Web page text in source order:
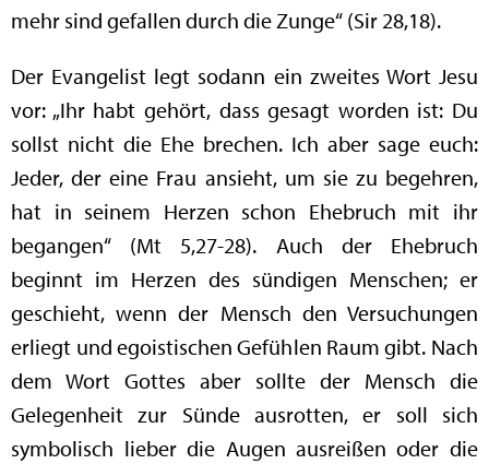
mehr sind gefallen durch die Zunge“ (Sir 28,18).
Der Evangelist legt sodann ein zweites Wort Jesu
vor: „Ihr habt gehört, dass gesagt worden ist: Du
sollst nicht die Ehe brechen. Ich aber sage euch:
Jeder, der eine Frau ansieht, um sie zu begehren,
hat in seinem Herzen schon Ehebruch mit ihr
begangen“ (Mt 5,27-28). Auch der Ehebruch
beginnt im Herzen des sündigen Menschen; er
geschieht, wenn der Mensch den Versuchungen
erliegt und egoistischen Gefühlen Raum gibt. Nach
dem Wort Gottes aber sollte der Mensch die
Gelegenheit zur Sünde ausrotten, er soll sich
symbolisch lieber die Augen ausreißen oder die